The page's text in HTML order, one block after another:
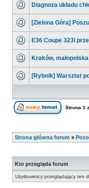
Diagnoza układu
[Zielona Góra]
E36 Coupe 323i
Kraków,
[Rybnik] Warsztat
Strona 1 z
Strona główna forum »
Kto przegląda forum
Użytkownicy przeglądający ten